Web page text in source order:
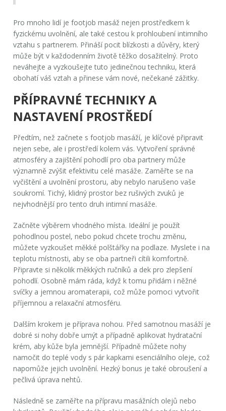
Pro mnoho lidí je footjob masáž nejen prostředkem k
fyzickému uvolnění, ale také cestou k prohloubení intimního
vztahu s partnerem. Přináší pocit blízkosti a důvěry, který
může být v každodenním životě těžko dosažitelný. Proto
neváhejte a vyzkoušejte tuto jedinečnou techniku, která
obohatí váš vztah a přinese vám nové, nečekané zážitky.
PŘÍPRAVNÉ TECHNIKY A
NASTAVENÍ PROSTŘEDÍ
Předtím, než začnete sfootjob masáží, je klíčové připravit
nejen sebe, ale i prostředí kolem vás. Vytvoření správné
atmosféry a zajištění pohodlí pro oba partnery může
významně zvýšit efektivitu celé masáže. Zaměřte se na
vyčištění a uvolnění prostoru, aby nebylo narušeno vaše
soukromí. Tichý, klidný prostor bez rušivých zvuků je
nejvhodnější pro tento druh intimní masáže.
Začněte výběrem vhodného místa. Ideální je použít
pohodlnou postel, nebo pokud chcete trochu změnu,
můžete vyzkoušet měkké polštářky na podlaze. Myslete i na
teplotu místnosti, aby se oba partneři cítili komfortně.
Připravte si několik měkkých ručníků a dek pro zlepšení
pohodlí. Osobně mám ráda, když k tomu přidám i něžné
svíčky a jemnou aromaterapii, což může pomoci vytvořit
příjemnou a relaxační atmosféru.
Dalším krokem je příprava nohou. Před samotnou masáží je
dobré si nohy dobře umýt a případně aplikovat hydratační
krém, aby kůže byla jemnější. Případně můžete nohy
namočit do teplé vody s pár kapkami esenciálního oleje, což
napomůže jejich uvolnění. Hezký bonus je také obroušení a
pečlivá úprava nehtů.
Následně se zaměřte na přípravu masážních olejů nebo